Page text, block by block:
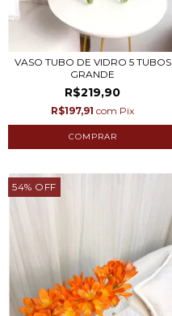
VASO TUBO DE VIDRO 5 TUBOS
GRANDE
R$219,90
R$197,91 com Pix
54% OFF